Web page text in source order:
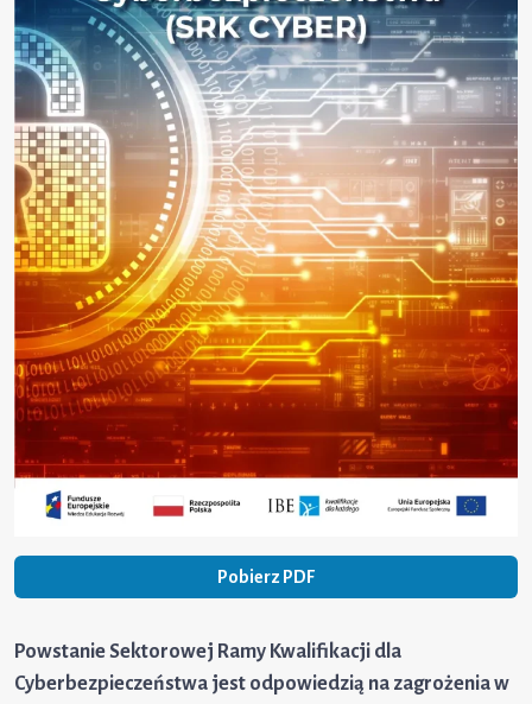
Pobierz PDF
Powstanie Sektorowej Ramy Kwalifikacji dla
Cyberbezpieczeństwa jest odpowiedzią na zagrożenia w